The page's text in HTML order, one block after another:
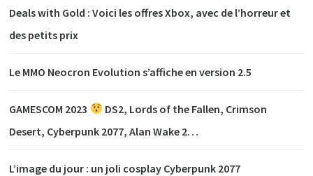
Deals with Gold : Voici les offres Xbox, avec de l’horreur et
des petits prix
Le MMO Neocron Evolution s’affiche en version 2.5
GAMESCOM 2023
DS2, Lords of the Fallen, Crimson
Desert, Cyberpunk 2077, Alan Wake 2…
L’image du jour : un joli cosplay Cyberpunk 2077